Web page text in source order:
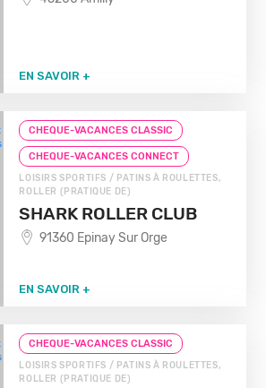
EN SAVOIR +
CHEQUE-VACANCES CLASSIC
CHEQUE-VACANCES CONNECT
LOISIRS SPORTIFS / PATINS À ROULETTES,
ROLLER (PRATIQUE DE)
SHARK ROLLER CLUB
91360 Epinay Sur Orge
EN SAVOIR +
CHEQUE-VACANCES CLASSIC
LOISIRS SPORTIFS / PATINS À ROULETTES,
ROLLER (PRATIQUE DE)